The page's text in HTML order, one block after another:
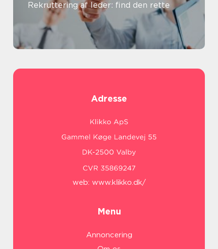
Rekruttering af leder: find den rette
Adresse
web: www.klikko.dk/
Menu
Annoncering